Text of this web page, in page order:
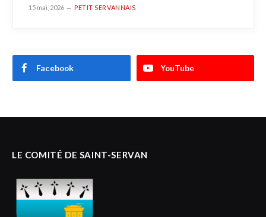
15 mai, 2026 PETIT SERVANNAIS
Facebook YouTube
LE COMITÉ DE SAINT-SERVAN